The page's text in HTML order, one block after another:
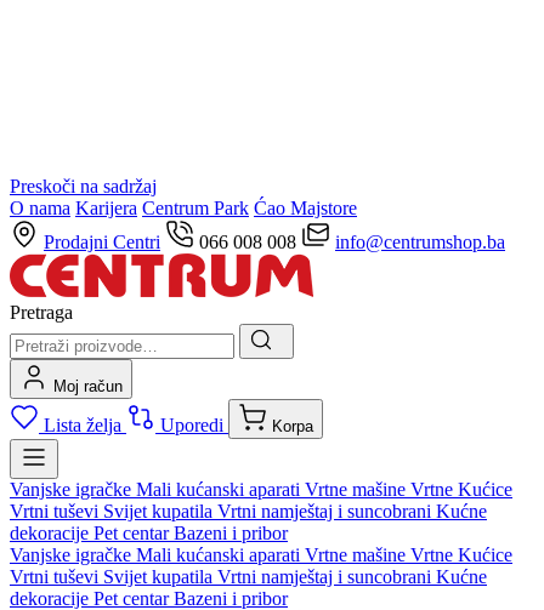
Preskoči na sadržaj
O nama Karijera Centrum Park Ćao Majstore
Prodajni Centri
066 008 008 info@centrumshop.ba
Pretraga
Moj račun
Lista želja Uporedi Korpa
Vanjske igračke Mali kućanski aparati Vrtne mašine Vrtne Kućice
Vrtni tuševi Svijet kupatila Vrtni namještaj i suncobrani Kućne
dekoracije Pet centarBazeni i pribor
Vanjske igračke Mali kućanski aparati Vrtne mašine Vrtne Kućice
Vrtni tuševi Svijet kupatila Vrtni namještaj i suncobrani Kućne
dekoracije Pet centarBazeni i pribor